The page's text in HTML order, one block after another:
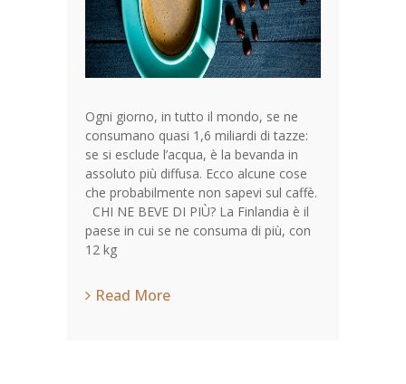
Ogni giorno, in tutto il mondo, se ne
consumano quasi 1,6 miliardi di tazze:
se si esclude l’acqua, è la bevanda in
assoluto più diffusa. Ecco alcune cose
che probabilmente non sapevi sul caffè.
CHI NE BEVE DI PIÙ? La Finlandia è il
paese in cui se ne consuma di più, con
12 kg
Read More